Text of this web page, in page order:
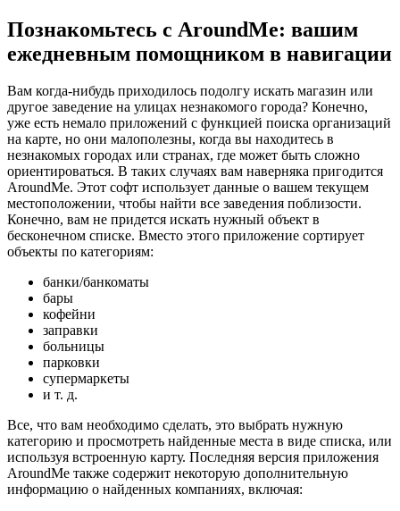
Познакомьтесь с AroundMe: вашим
ежедневным помощником в навигации
Вам когда-нибудь приходилось подолгу искать магазин или
другое заведение на улицах незнакомого города? Конечно,
уже есть немало приложений с функцией поиска организаций
на карте, но они малополезны, когда вы находитесь в
незнакомых городах или странах, где может быть сложно
ориентироваться. В таких случаях вам наверняка пригодится
AroundMe. Этот софт использует данные о вашем текущем
местоположении, чтобы найти все заведения поблизости.
Конечно, вам не придется искать нужный объект в
бесконечном списке. Вместо этого приложение сортирует
объекты по категориям:
банки/банкоматы
бары
кофейни
заправки
больницы
парковки
супермаркеты
и т. д.
Все, что вам необходимо сделать, это выбрать нужную
категорию и просмотреть найденные места в виде списка, или
используя встроенную карту. Последняя версия приложения
AroundMe также содержит некоторую дополнительную
информацию о найденных компаниях, включая: